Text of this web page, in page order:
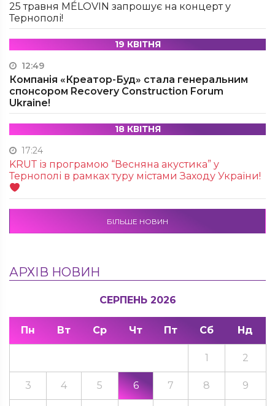
25 травня MÉLOVIN запрошує на концерт у
Тернополі!
19 КВІТНЯ
12:49
Компанія «Креатор-Буд» стала генеральним
спонсором Recovery Construction Forum
Ukraine!
18 КВІТНЯ
17:24
KRUТ із програмою “Весняна акустика” у
Тернополі в рамках туру містами Заходу України!
БІЛЬШЕ НОВИН
АРХІВ НОВИН
СЕРПЕНЬ 2026
Пн Вт Ср Чт Пт Сб Нд
1 2
3 4 5 6 7 8 9